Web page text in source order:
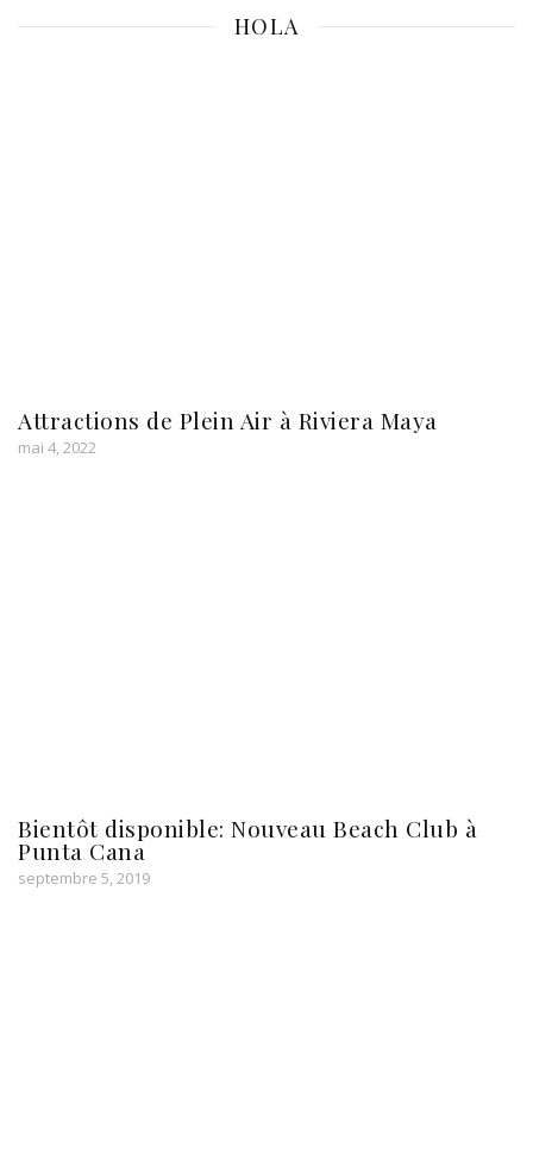
HOLA
Attractions de Plein Air à Riviera Maya
mai 4, 2022
Bientôt disponible: Nouveau Beach Club à
Punta Cana
septembre 5, 2019